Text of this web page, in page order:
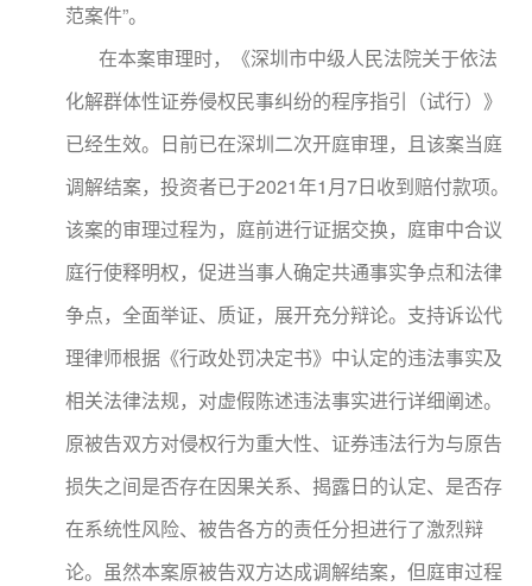
范案件”。
在本案审理时，《深圳市中级人民法院关于依法
化解群体性证券侵权民事纠纷的程序指引（试行）》
已经生效。日前已在深圳二次开庭审理，且该案当庭
调解结案，投资者已于2021年1月7日收到赔付款项。
该案的审理过程为，庭前进行证据交换，庭审中合议
庭行使释明权，促进当事人确定共通事实争点和法律
争点，全面举证、质证，展开充分辩论。支持诉讼代
理律师根据《行政处罚决定书》中认定的违法事实及
相关法律法规，对虚假陈述违法事实进行详细阐述。
原被告双方对侵权行为重大性、证券违法行为与原告
损失之间是否存在因果关系、揭露日的认定、是否存
在系统性风险、被告各方的责任分担进行了激烈辩
论。虽然本案原被告双方达成调解结案，但庭审过程